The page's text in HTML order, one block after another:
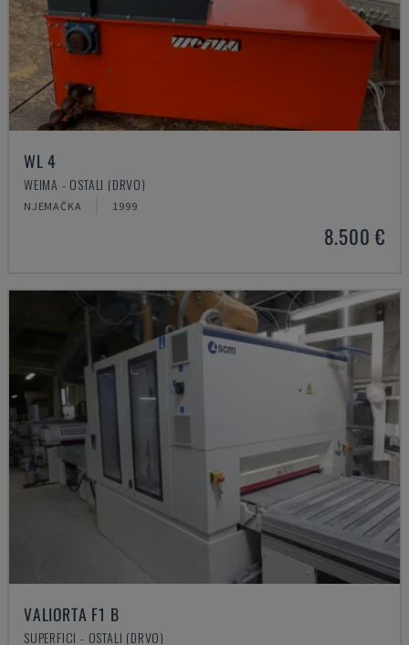
WL 4
WEIMA - OSTALI (DRVO)
NJEMAČKA 1999
8.500 €
VALIORTA F1 B
SUPERFICI - OSTALI (DRVO)